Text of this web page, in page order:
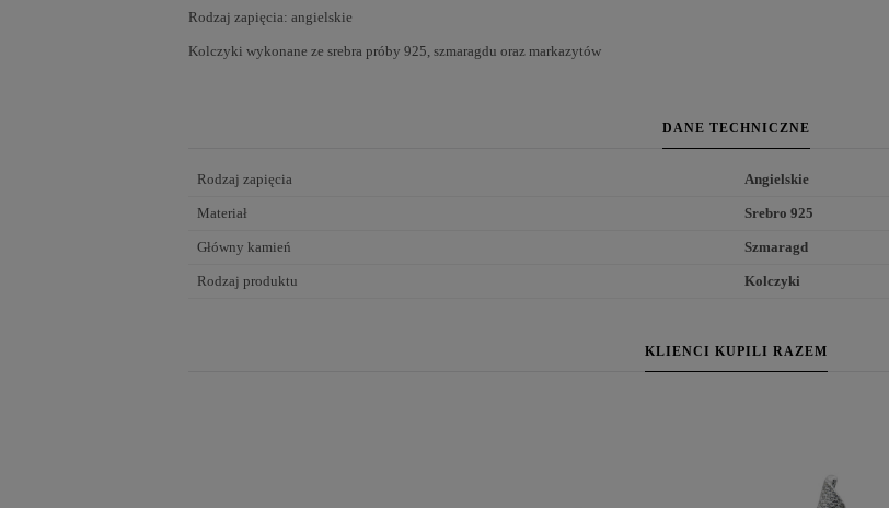
Rodzaj zapięcia: angielskie
Kolczyki wykonane ze srebra próby 925, szmaragdu oraz markazytów
DANE TECHNICZNE
Rodzaj zapięcia Angielskie
Materiał Srebro 925
Główny kamień Szmaragd
Rodzaj produktu Kolczyki
KLIENCI KUPILI RAZEM